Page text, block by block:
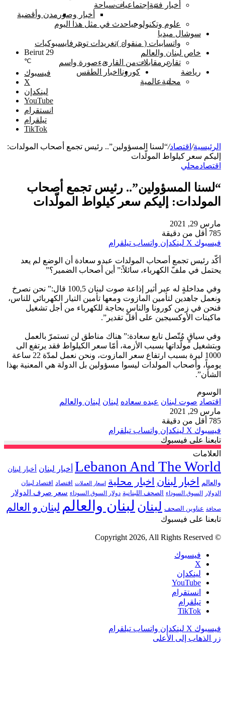
أخبار فنية إجتماعياتسياحة
أخبار وصور مدن وأقضية
علوم وتكنولوجياحدث في مثل هذا اليوم
سوشال ميديا
واتسابيات ( منقول )تغريدات تويتر فايسبوكيات
خاص لبنان والعالم
تقارير مقابلاتمن القارىءصورة واسم
رياضة
محليةعالمية
كورونا اخبار الطقس
Beirut 29
℃
فيسبوك
‫X
لينكدإن
‫YouTube
انستقرام
تيلقرام
‫TikTok
الرئيسية/ اقتصاد/“لسنا المسؤولين”.. رئيس تجمع أصحاب المولدات:
إليكم سعر كيلواط المولّدات
اقتصادمحلي
“لسنا المسؤولين”.. رئيس تجمع أصحاب
المولدات: إليكم سعر كيلواط المولّدات
مارس 29, 2021
785 أقل من دقيقة
فيسبوك ‫X لينكدإن واتساب تيلقرام
أكّد رئيس تجمع أصحاب المولدات عبدو سعادة أن الوضع لم يعد
يحتمل في ملفّ الكهرباء، سائلاً:” أين أصحاب الضمير؟”
وفي مداخلةٍ له عبر أثير إذاعة صوت لبنان 100,5 قال:” نحن نصرخ
ونعمل جاهدين لتأمين المازوت ومعها تأمين التيار الكهربائي للناس،
فنحن في زمن كورونا والناس بحاجة للكهرباء من أجل تشغيل
ماكينات الأوكسيجين على أقلّ تقدير”.
وفي سياقٍ مُتّصل تابع سعادة:” هناك مناطق لن تستمرّ بالعمل
وبتشغيل مولّداتها بسبب الأزمة، أمّا سعر الكيلواط فقد يرتفع الى
1000 ليرة بسبب ارتفاع سعر المازوت، ونحن نعمل لمدّة 22 ساعة
يومياً، وأصحاب المولدات ليسوا مسؤولين بل الدولة هي المعنية بهذا
الشأن”.
الوسوم
اقتصاد صوت لبنان عبده سعاده لبنان لبنان والعالم
مارس 29, 2021
785 أقل من دقيقة
فيسبوك ‫X لينكدإن واتساب تيلقرام
تابعنا على فيسبوك
العلامات
Lebanon And The World أخبار لبنان أخبار لبنان
والعالم
اخبار لبنان اخبار محلية اسعار العملات اقتصاد اقتصاد لبنان
الدولار السوق السوداء الصحف اللبنانية دولار السوق السوداء سعر صرف الدولار
صحافة عناوين الصحف لبنان لبنان والعالم لبنان و العالم
تابعنا على فيسبوك
© Copyright 2026, All Rights Reserved
فيسبوك
‫X
لينكدإن
‫YouTube
انستقرام
تيلقرام
‫TikTok
فيسبوك ‫X لينكدإن واتساب تيلقرام
زر الذهاب إلى الأعلى